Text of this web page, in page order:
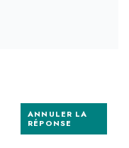
ANNULER LA
RÉPONSE